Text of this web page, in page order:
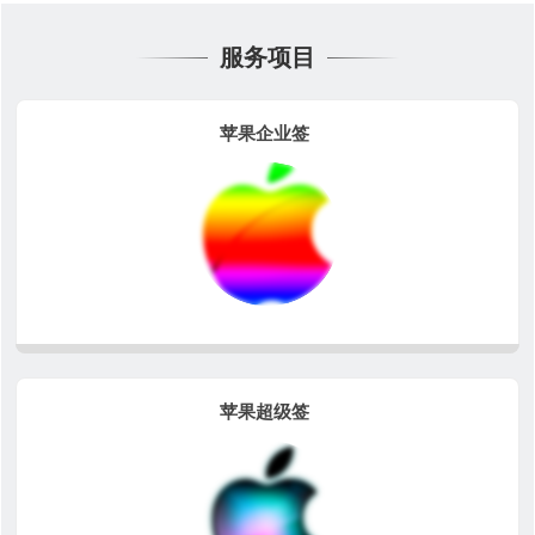
服务项目
苹果企业签
苹果超级签